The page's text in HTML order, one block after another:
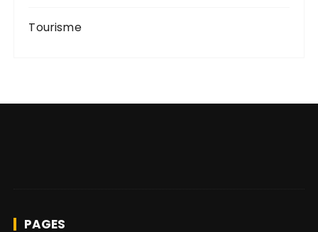
Tourisme
PAGES